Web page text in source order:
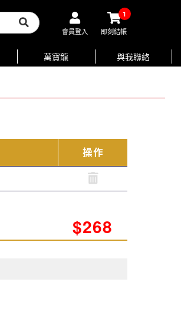
會員登入
1
即刻結帳
萬寶龍 與我聯絡
操作
$268